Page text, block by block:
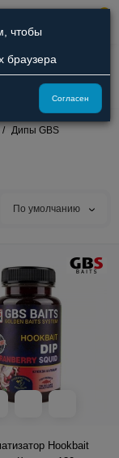
(800) 551-09-94
8 (929) 836-66-51
Дипы GBS
По умолчанию
Hookbait
чтобы
браузера
Согласен